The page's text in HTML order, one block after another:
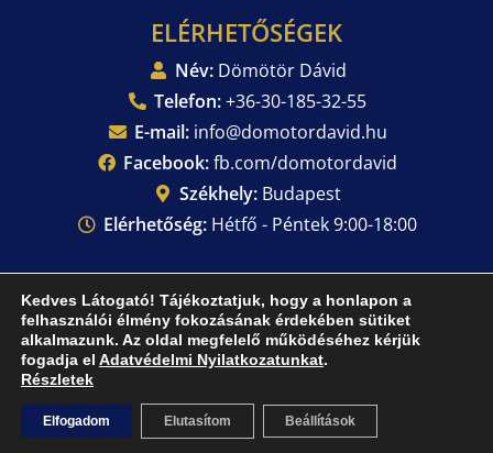
ELÉRHETŐSÉGEK
Név:Dömötör Dávid
Telefon:+36-30-185-32-55
E-mail:info@domotordavid.hu
Facebook:fb.com/domotordavid
Székhely: Budapest
Elérhetőség: Hétfő - Péntek 9:00-18:00
AJÁNLATKÉRÉS
Copyright © 2024. – DomotorDavid.hu – Minden jog
fenntartva.
Kedves Látogató! Tájékoztatjuk, hogy a honlapon a
felhasználói élmény fokozásának érdekében sütiket
alkalmazunk. Az oldal megfelelő működéséhez kérjük
fogadja el Adatvédelmi Nyilatkozatunkat.
Részletek
Elfogadom Elutasítom Beállítások